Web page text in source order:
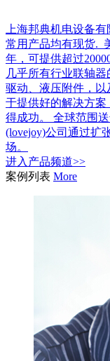
上海邦典机电设备
常用产品均有现货.
年，可提供超过
几乎所有行业联轴
驱动、液压附件，以
于提供好的解决方
得成功。 全球范围
(lovejoy)公司通过扩
场。
进入 产品频道>>
案例列表 More